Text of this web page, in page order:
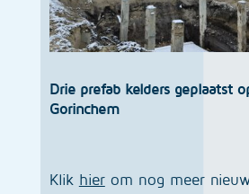
Drie prefab kelders geplaatst
Gorinchem
Klik hierom nog meer